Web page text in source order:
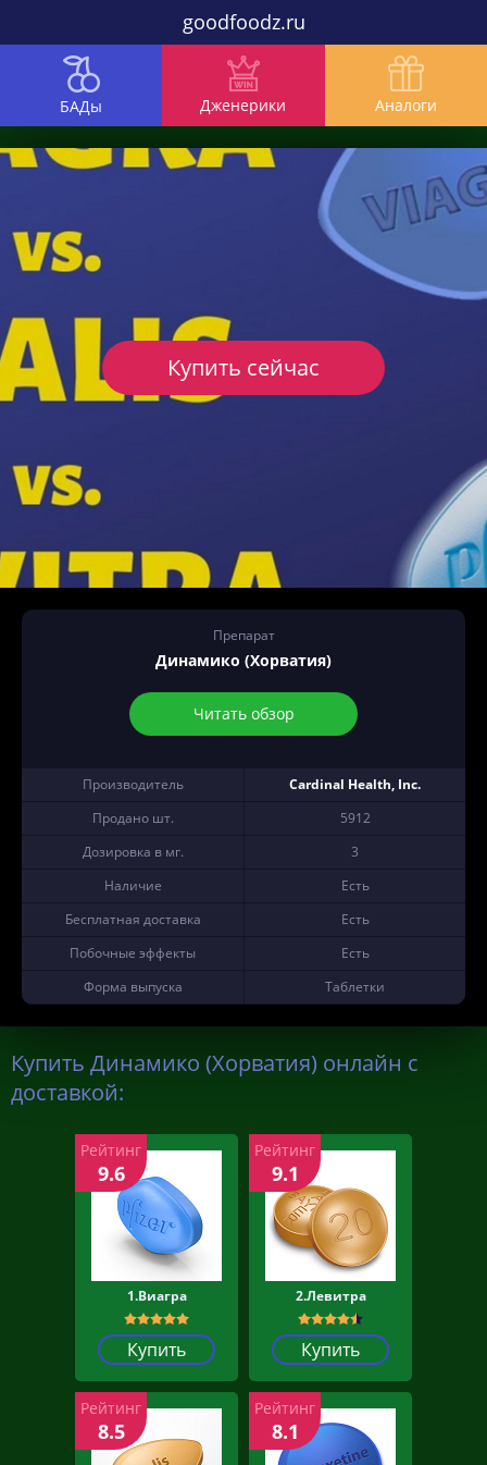
goodfoodz.ru
БАДы Дженерики Аналоги
Препарат
Динамико (Хорватия)
Читать обзор
Производитель
Cardinal Health, Inc.
Продано шт.
5912
Дозировка в мг.
3
Наличие
Есть
Бесплатная доставка
Есть
Побочные эффекты
Есть
Форма выпуска
Таблетки
Купить сейчас
Купить Динамико (Хорватия) онлайн с
доставкой:
1.Виагра
Купить
Рейтинг
9.6
2.Левитра
Купить
Рейтинг
9.1
Рейтинг
8.5
Рейтинг
8.1